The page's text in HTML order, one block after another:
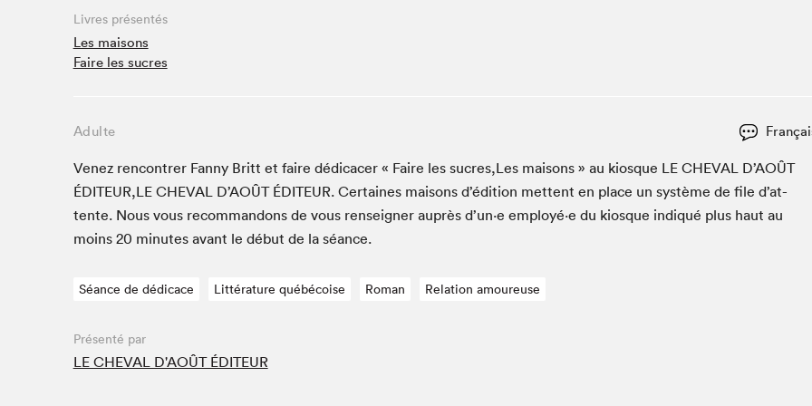
Café La Presse
Espace Côte-des-Neiges
Espace jeunesse présenté par Desjardins
Le grand jeu de lecture à voix haute du Salon du livre
Lettres québécoises au Salon
Liseur Public
Louisiane enracinée et branchée
Matinées scolaires Hydro-Québec
Mur des illustrateur·rice·s
Zone Manga
Livres présentés
Les maisons
Faire les sucres
Adulte
Venez ren­con­tr­er Fan­ny Britt et faire dédi­cac­er « Faire les sucres,Les maisons » au kiosque LE CHEVALD’AOÛT
ÉDITEUR,LE CHEVALD’AOÛT ÉDI­TEUR. Cer­taines maisons d’édi­tion met­tent en place un sys­tème de file d’at­
tente. Nous vous recom­man­dons de vous ren­seign­er auprès d’un·e employé·e du kiosque indiqué plus haut au
moins 20 min­utes avant le début de la séance.
Séance de dédicace Littérature québécoise Roman Relation amoureuse
Présenté par
LE CHEVAL D'AOÛT ÉDITEUR